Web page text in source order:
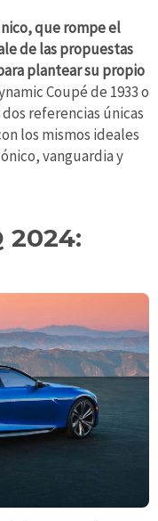
que rompe el
de las propuestas
plantear su propio
Coupé de 1933 o
referencias únicas
los mismos ideales
vanguardia y
2024: